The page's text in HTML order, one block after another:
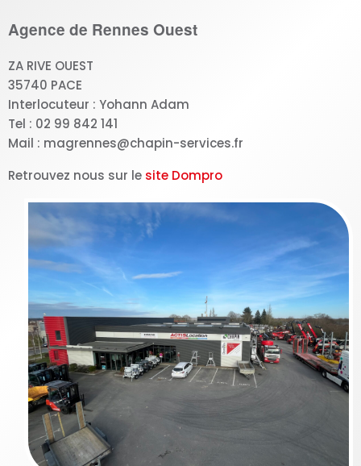
Agence de Rennes Ouest
ZA RIVE OUEST
35740 PACE
Interlocuteur : Yohann Adam
Tel : 02 99 842 141
Mail : magrennes@chapin-services.fr
Retrouvez nous sur le site Dompro